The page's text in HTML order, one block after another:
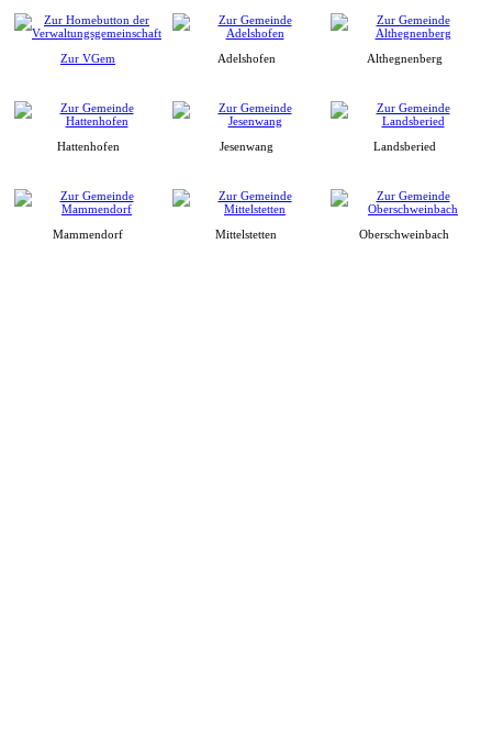
Zur VGem Adelshofen Althegnenberg
Hattenhofen Jesenwang Landsberied
Mammendorf Mittelstetten Oberschweinbach